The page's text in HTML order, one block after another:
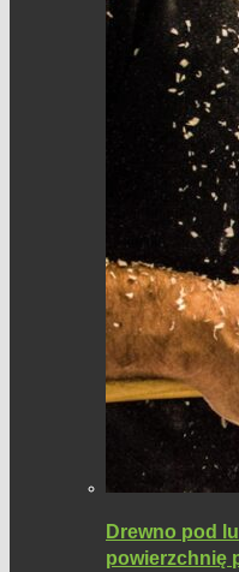
Drewno pod
powierzchnię